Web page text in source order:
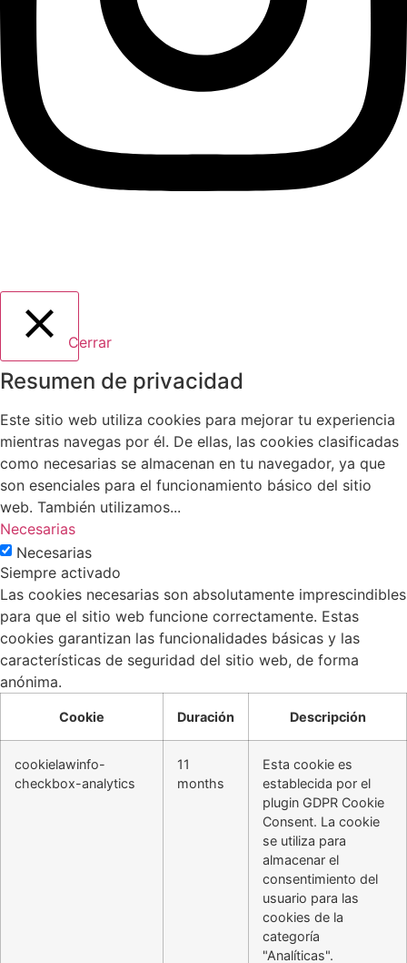
Cerrar
Resumen de privacidad
Este sitio web utiliza cookies para mejorar tu experiencia
mientras navegas por él. De ellas, las cookies clasificadas
como necesarias se almacenan en tu navegador, ya que
son esenciales para el funcionamiento básico del sitio
web. También utilizamos...
Necesarias
Necesarias
Siempre activado
Las cookies necesarias son absolutamente imprescindibles
para que el sitio web funcione correctamente. Estas
cookies garantizan las funcionalidades básicas y las
características de seguridad del sitio web, de forma
anónima.
Cookie Duración Descripción
cookielawinfo-
checkbox-analytics
11
months
Esta cookie es
establecida por el
plugin GDPR Cookie
Consent. La cookie
se utiliza para
almacenar el
consentimiento del
usuario para las
cookies de la
categoría
"Analíticas".